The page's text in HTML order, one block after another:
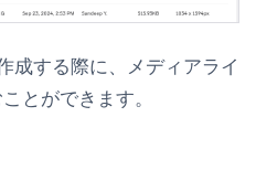
成する際に、メディアライ
とができます。